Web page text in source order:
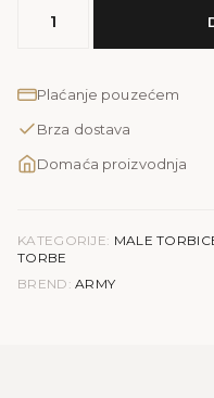
ARMY
plavaPlaćanje pouzećem
Brza dostava
Domaća proizvodnja
KATEGORIJE: MALE
TORBE
BREND: ARMY